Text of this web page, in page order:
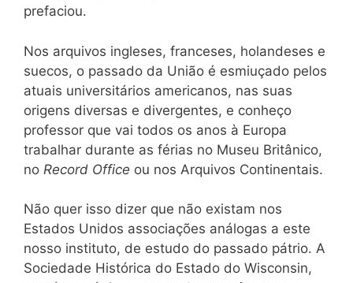
prefaciou.
Nos arquivos ingleses, franceses, holandeses e
suecos, o passado da União é esmiuçado pelos
atuais universitários americanos, nas suas
origens diversas e divergentes, e conheço
professor que vai todos os anos à Europa
trabalhar durante as férias no Museu Britânico,
no Record Office ou nos Arquivos Continentais.
Não quer isso dizer que não existam nos
Estados Unidos associações análogas a este
nosso instituto, de estudo do passado pátrio. A
Sociedade Histórica do Estado do Wisconsin,